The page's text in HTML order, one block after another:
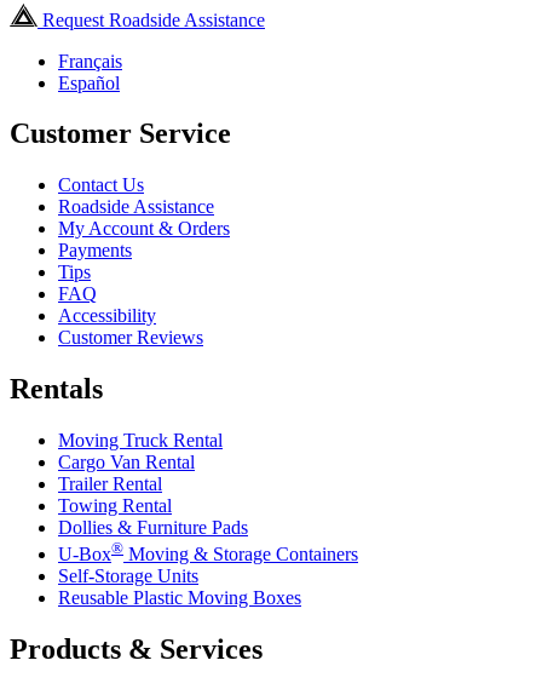
Request Roadside Assistance
Français
Español
Customer Service
Contact Us
Roadside Assistance
My Account & Orders
Payments
Tips
FAQ
Accessibility
Customer Reviews
Rentals
Moving Truck Rental
Cargo Van Rental
Trailer Rental
Towing Rental
Dollies & Furniture Pads
U-Box® Moving & Storage Containers
Self-Storage Units
Reusable Plastic Moving Boxes
Products & Services